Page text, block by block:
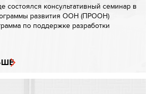
состоялся консультативный семинар в
развития ООН (ПРООН)
по поддержке разработки